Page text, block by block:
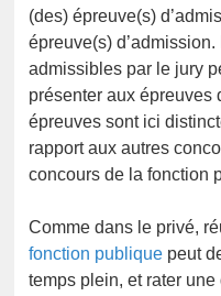
(des) épreuve(s)
épreuve(s)
admissibles par le jury
présenter aux épreuves
épreuves sont ici
rapport aux autres
concours de la fonction
Comme dans le privé,
fonction publique peut
temps plein, et rater